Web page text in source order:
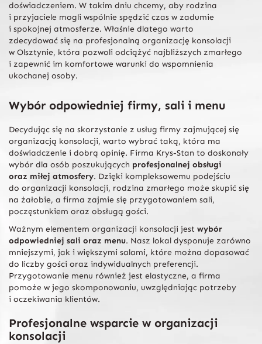
doświadczeniem. W takim dniu chcemy, aby rodzina
i przyjaciele mogli wspólnie spędzić czas w zadumie
i spokojnej atmosferze. Właśnie dlatego warto
zdecydować się na profesjonalną organizację konsolacji
w Olsztynie, która pozwoli odciążyć najbliższych zmarłego
i zapewnić im komfortowe warunki do wspomnienia
ukochanej osoby.
Wybór odpowiedniej firmy, sali i menu
Decydując się na skorzystanie z usług firmy zajmującej się
organizacją konsolacji, warto wybrać taką, która ma
doświadczenie i dobrą opinię. Firma Krys-Stan to doskonały
wybór dla osób poszukujących profesjonalnej obsługi
oraz miłej atmosfery. Dzięki kompleksowemu podejściu
do organizacji konsolacji, rodzina zmarłego może skupić się
na żałobie, a firma zajmie się przygotowaniem sali,
poczęstunkiem oraz obsługą gości.
Ważnym elementem organizacji konsolacji jest wybór
odpowiedniej sali oraz menu. Nasz lokal dysponuje zarówno
mniejszymi, jak i większymi salami, które można dopasować
do liczby gości oraz indywidualnych preferencji.
Przygotowanie menu również jest elastyczne, a firma
pomoże w jego skomponowaniu, uwzględniając potrzeby
i oczekiwania klientów.
Profesjonalne wsparcie w organizacji
konsolacji